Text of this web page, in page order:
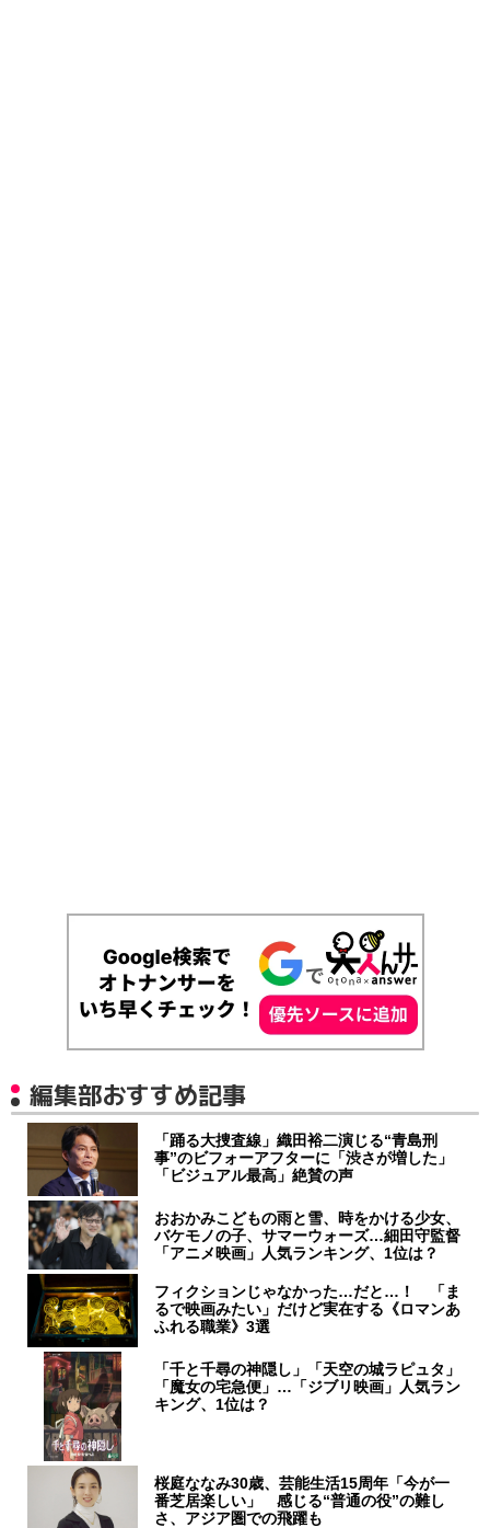
編集部おすすめ記事
「踊る大捜査線」織田裕二演じる“青島刑
事”のビフォーアフターに「渋さが増した」
「ビジュアル最高」絶賛の声
おおかみこどもの雨と雪、時をかける少女、
バケモノの子、サマーウォーズ…細田守監督
「アニメ映画」人気ランキング、1位は？
フィクションじゃなかった…だと…！ 「ま
るで映画みたい」だけど実在する《ロマンあ
ふれる職業》3選
「千と千尋の神隠し」「天空の城ラピュタ」
「魔女の宅急便」…「ジブリ映画」人気ラン
キング、1位は？
桜庭ななみ30歳、芸能生活15周年「今が一
番芝居楽しい」 感じる“普通の役”の難し
さ、アジア圏での飛躍も